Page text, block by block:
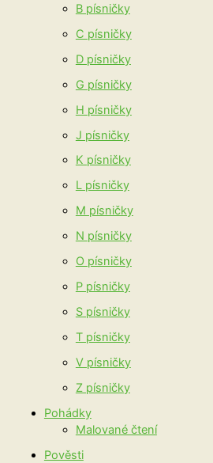
B písničky
C písničky
D písničky
G písničky
H písničky
J písničky
K písničky
L písničky
M písničky
N písničky
O písničky
P písničky
S písničky
T písničky
V písničky
Z písničky
Pohádky
Malované čtení
Pověsti